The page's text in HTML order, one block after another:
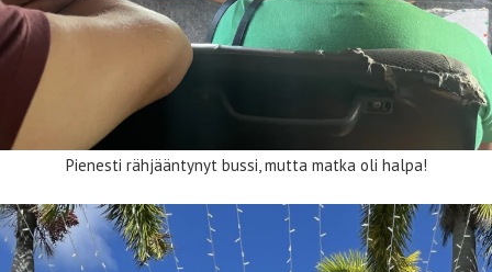
Pienesti rähjääntynyt bussi, mutta matka oli halpa!